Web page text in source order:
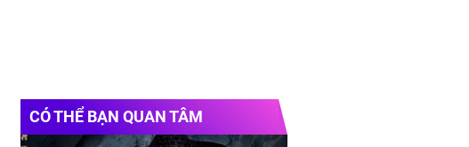
CÓ THỂ BẠN QUAN TÂM